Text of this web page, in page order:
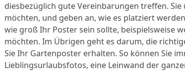
diesbezüglich gute Vereinbarungen treffen.
möchten, und geben an, wie es platziert
wie groß Ihr Poster sein sollte, beispielsweise
möchten. Im Übrigen geht es darum, die
Sie Ihr Gartenposter erhalten. So können Sie
Lieblingsurlaubsfotos, eine Leinwand der